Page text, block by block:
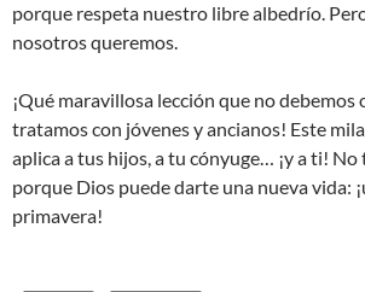
porque respeta nuestro libre albedrío.
nosotros queremos.
¡Qué maravillosa lección que no debemos
tratamos con jóvenes y ancianos! Este
aplica a tus hijos, a tu cónyuge… ¡y a ti!
porque Dios puede darte una nueva vida:
primavera!